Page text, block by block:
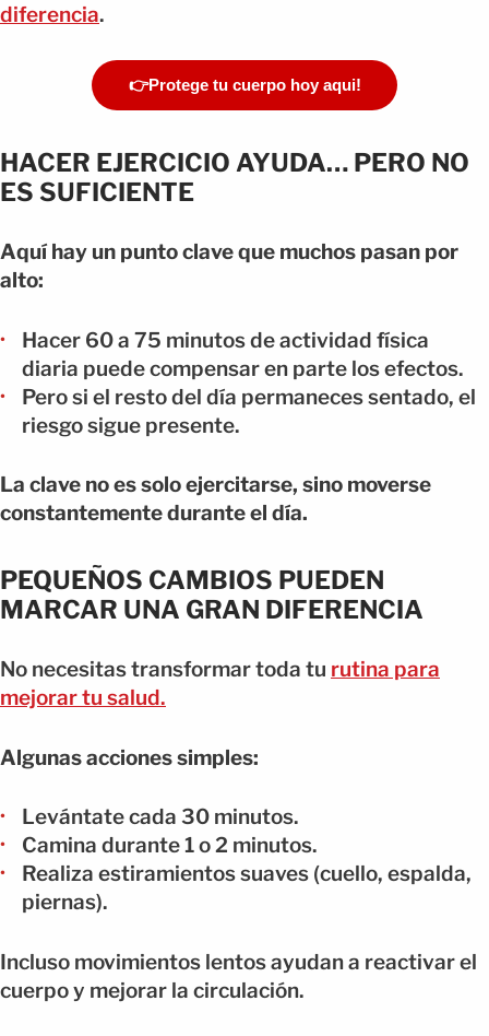
diferencia.
👉Protege tu cuerpo hoy aqui!
HACER EJERCICIO AYUDA… PERO NO
ES SUFICIENTE
Aquí hay un punto clave que muchos pasan por
alto:
Hacer 60 a 75 minutos de actividad física
diaria puede compensar en parte los efectos.
Pero si el resto del día permaneces sentado, el
riesgo sigue presente.
La clave no es solo ejercitarse, sino moverse
constantemente durante el día.
PEQUEÑOS CAMBIOS PUEDEN
MARCAR UNA GRAN DIFERENCIA
No necesitas transformar toda tu rutina para
mejorar tu salud.
Algunas acciones simples:
Levántate cada 30 minutos.
Camina durante 1 o 2 minutos.
Realiza estiramientos suaves (cuello, espalda,
piernas).
Incluso movimientos lentos ayudan a reactivar el
cuerpo y mejorar la circulación.